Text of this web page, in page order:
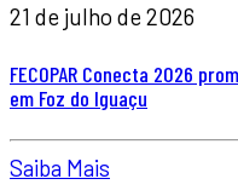
21 de julho de 2026
FECOPAR Conecta 2026
em Foz do Iguaçu
Saiba Mais